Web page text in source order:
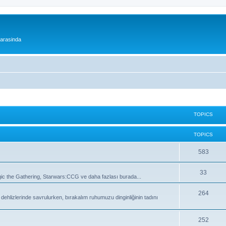
TOPICS
TOPICS
583T
o
s
the Gathering, Starwars:CCG ve daha fazlası burada...
33
o
i
savrulurken, bırakalım ruhumuzu dinginliğinin tadını
264T
p
252T